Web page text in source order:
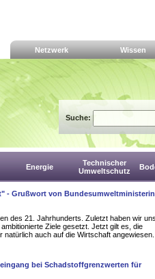
Netzwerk Wissen
Suche:
Energie
Technischer
Umweltschutz
- Grußwort von Bundesumweltministerin
des 21. Jahrhunderts. Zuletzt haben wir
Ziele gesetzt. Jetzt gilt es, die
auch auf die Wirtschaft
bei Schadstoffgrenzwerten für